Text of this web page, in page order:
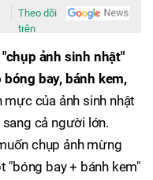
Theo dõi
trên
ảnh sinh nhật"
bay, bánh kem,
mực của ảnh sinh nhật
cả người lớn.
chụp ảnh mừng
"bóng bay + bánh kem"